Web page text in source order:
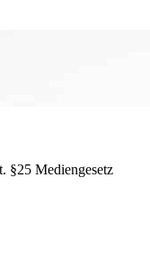
§25 Mediengesetz